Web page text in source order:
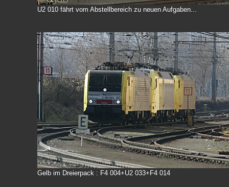
U2 010 fährt vom Abstellbereich zu neuen Aufgaben...
Gelb im Dreierpack : F4 004+U2 033+F4 014